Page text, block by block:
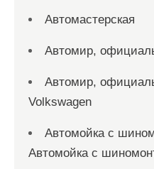
Автомастерская
Автомир,
Автомир,
Volkswagen
Автомойка с
Автомойка с